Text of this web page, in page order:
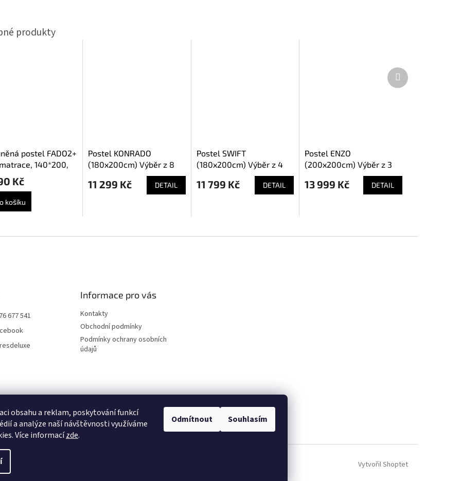
obsahu a reklam, poskytování funkcí
a analýze naší návštěvnosti využíváme
Více informacízde.
Odmítnout Souhlasím
postel FADO2+
140*200,
10Kč
košíku
Postel KONRADO
(180x200cm) Výběr z 8
11 299 Kč DETAIL
Postel SWIFT
(180x200cm) Výběr z 4
11 799 Kč DETAIL
Postel ENZO
(200x200cm) Výběr z 3
13 999 Kč DETAIL
Další
produkt
677 541
Informace pro vás
Kontakty
Obchodní podmínky
Podmínky ochrany osobních
údajů
Facebook Instagram
Vytvořil Shoptet